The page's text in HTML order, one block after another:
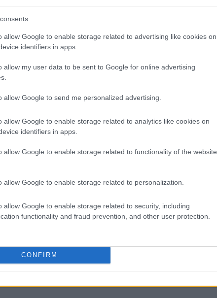
allow Google to enable storage related to advertising like cookies on
identifiers in apps.
allow my user data to be sent to Google for online advertising
allow Google to send me personalized advertising.
allow Google to enable storage related to analytics like cookies on
identifiers in apps.
allow Google to enable storage related to functionality of the website
allow Google to enable storage related to personalization.
allow Google to enable storage related to security, including
functionality and fraud prevention, and other user protection.
CONFIRM
Con un prezzo di 5.300,00 €, questo
perfetta per le performance acustiche.
e un setup accurato, assicurando
accordo.
il loro suono, il modello OMC-28E del 2007 è
di un sistema Fishman Ellipse Aura, permette
di live performance. A un prezzo di
qualità e versatilità. Il design cutaway
ideale per i chitarristi più tecnici.